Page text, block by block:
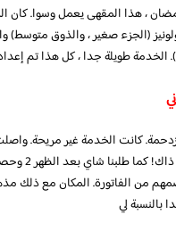
، هذا المقهى يعمل وسوا. كان
(الجزء صغير ، والذوق
طويلة جدا ، كل هذا تم إعداده لمدة نصف ساعة. 165
كانت الخدمة غير مريحة. واصلت
طلبنا
من الفاتورة. المكان مع ذلك
بالنسبة لي